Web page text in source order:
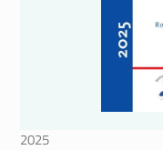
2025